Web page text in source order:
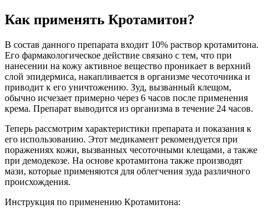
Как применять Кротамитон?
В состав данного препарата входит 10% раствор кротамитона.
Его фармакологическое действие связано с тем, что при
нанесении на кожу активное вещество проникает в верхний
слой эпидермиса, накапливается в организме чесоточника и
приводит к его уничтожению. Зуд, вызванный клещом,
обычно исчезает примерно через 6 часов после применения
крема. Препарат выводится из организма в течение 24 часов.
Теперь рассмотрим характеристики препарата и показания к
его использованию. Этот медикамент рекомендуется при
поражениях кожи, вызванных чесоточными клещами, а также
при демодекозе. На основе кротамитона также производят
мази, которые применяются для облегчения зуда различного
происхождения.
Инструкция по применению Кротамитона: